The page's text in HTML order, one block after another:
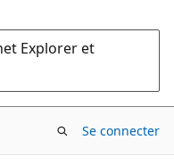
Explorer et
Se connecter